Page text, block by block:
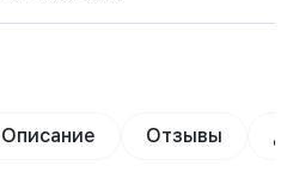
Описание Отзывы